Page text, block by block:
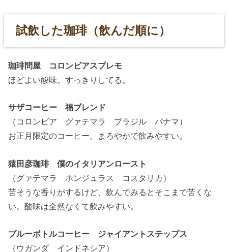
試飲した珈琲（飲んだ順に）
珈琲問屋 コロンビアスプレモ
ほどよい酸味。すっきりしてる。
サザコーヒー 福ブレンド
（コロンビア グァテマラ ブラジル パナマ）
お正月限定のコーヒー。まろやかで飲みやすい。
猿田彦珈琲 僕のイタリアンロースト
（グァテマラ ホンジュラス コスタリカ）
苦そうな香りがするけど、飲んでみるとそこまで苦くな
い。酸味は全然なくて飲みやすい。
ブルーボトルコーヒー ジャイアントステップス
（ウガンダ インドネシア）